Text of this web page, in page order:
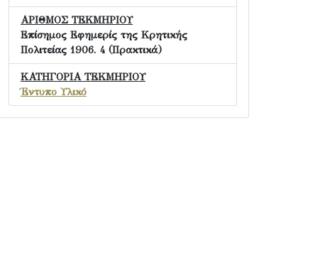
ΑΡΙΘΜΟΣ ΤΕΚΜΗΡΙΟΥ
Επίσημος Εφημερίς της Κρητικής
Πολιτείας 1906. 4 (Πρακτικά)
ΚΑΤΗΓΟΡΙΑ ΤΕΚΜΗΡΙΟΥ
Έντυπο Υλικό